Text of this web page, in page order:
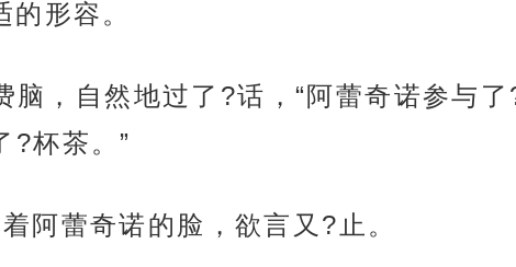
形容。
，自然地过了?话，“阿蕾奇诺参与了
?杯茶。”
阿蕾奇诺的脸，欲言又?止。